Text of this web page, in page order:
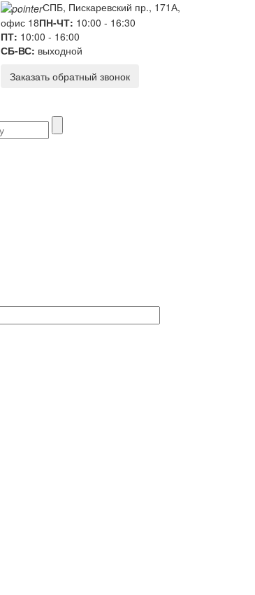
СПБ, Пискаревский пр., 171А,
офис 18ПН-ЧТ: 10:00 - 16:30
ПТ: 10:00 - 16:00
СБ-ВС: выходной
Заказать обратный звонок